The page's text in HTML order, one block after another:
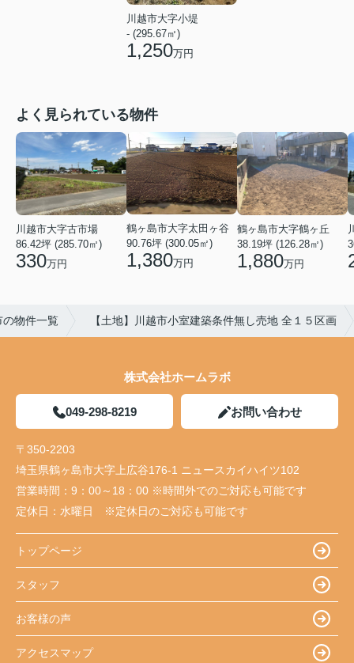
川越市大字小堤
- (295.67㎡)
1,250万円
よく見られている物件
川越市大字古市場
86.42坪 (285.70㎡)
330万円
鶴ヶ島市大字太田ヶ谷
90.76坪 (300.05㎡)
1,380万円
鶴ヶ島市大字鶴ヶ丘
38.19坪 (126.28㎡)
1,880万円
の物件一覧 【土地】川越市小室建築条件無し売地 全１５区画
株式会社ホームラボ
049-298-8219 お問い合わせ
〒350-2203
埼玉県鶴ヶ島市大字上広谷176-1 ニュースカイハイツ102
営業時間： 9：00～18：00 ※時間外でのご対応も可能です
定休日： 水曜日 ※定休日のご対応も可能です
トップページ
スタッフ
お客様の声
アクセスマップ